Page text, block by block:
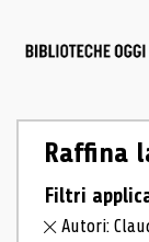
Raffina
Filtri
Autori: